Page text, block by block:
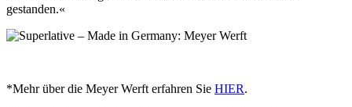
gestanden.«
*Mehr über die Meyer Werft erfahren Sie HIER.